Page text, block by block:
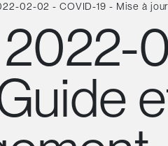
02-02 - COVID-19 - Mise à